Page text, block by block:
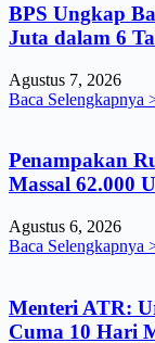
BPS Ungkap
Juta dalam 6
Agustus 7, 2026
Baca Selengkapnya
Penampakan
Massal 62.000
Agustus 6, 2026
Baca Selengkapnya
Menteri ATR:
Cuma 10 Hari